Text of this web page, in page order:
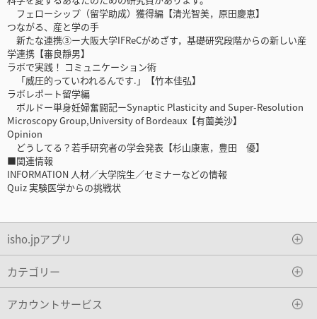
フェローシップ（留学助成）獲得編【清光智美，原田慶恵】
つながる、産と学の手
新たな連携③ー大阪大学IFReCがめざす，基礎研究段階からの新しい産
学連携【審良靜男】
ラボで実践！ コミュニケーション術
「威圧的っていわれるんです.」【竹本佳弘】
ラボレポート留学編
ボルドー単身妊婦奮闘記ーSynaptic Plasticity and Super-Resolution
Microscopy Group,University of Bordeaux【有薗美沙】
Opinion
どうしてる？若手研究者の学会発表【杉山康憲，豊田 優】
■関連情報
INFORMATION 人材／大学院生／セミナーなどの情報
Quiz 実験医学からの挑戦状
isho.jpアプリ
カテゴリー
アカウントサービス